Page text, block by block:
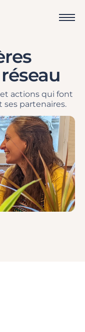
actions qui font
ses partenaires.